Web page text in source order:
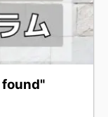
found"